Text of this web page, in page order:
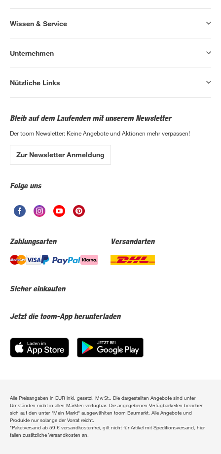
Wissen & Service
Unternehmen
Nützliche Links
Bleib auf dem Laufenden mit unserem Newsletter
Der toom Newsletter: Keine Angebote und Aktionen mehr verpassen!
Zur Newsletter Anmeldung
Folge uns
Zahlungsarten Versandarten
Sicher einkaufen
Jetzt die toom-App herunterladen
Alle Preisangaben in EUR inkl. gesetzl. MwSt.. Die dargestellten Angebote sind unter
Umständen nicht in allen Märkten verfügbar. Die angegebenen Verfügbarkeiten beziehen
sich auf den unter "Mein Markt" ausgewählten toom Baumarkt. Alle Angebote und
Produkte nur solange der Vorrat reicht.
*Paketversand ab 59 € versandkostenfrei, gilt nicht für Artikel mit Speditionsversand, hier
fallen zusätzliche Versandkosten an.